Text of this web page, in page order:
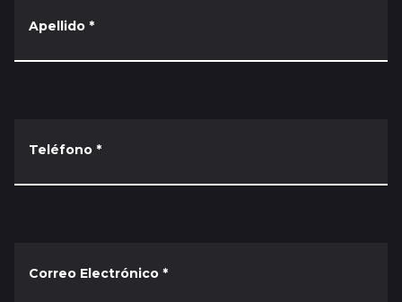
Apellido *
Teléfono *
Correo Electrónico *